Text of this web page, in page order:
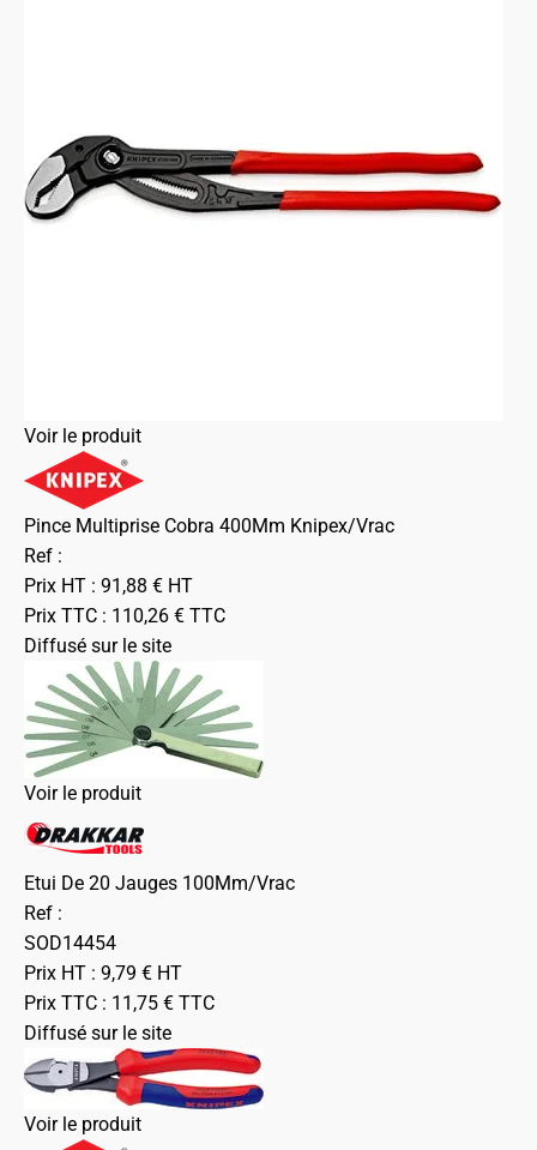
Voir le produit
Pince Multiprise Cobra 400Mm Knipex/Vrac
Ref :
Prix HT : 91,88 € HT
Prix TTC : 110,26 € TTC
Diffusé sur le site
Voir le produit
Etui De 20 Jauges 100Mm/Vrac
Ref :
SOD14454
Prix HT : 9,79 € HT
Prix TTC : 11,75 € TTC
Diffusé sur le site
Voir le produit